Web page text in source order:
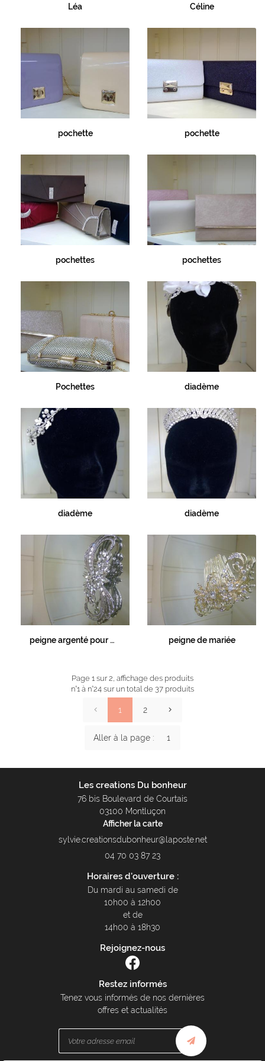
Contact
Léa Céline
pochette pochette
pochettes pochettes
Pochettes diadème
diadème diadème
peigne argenté pour mariée peigne de mariée
Page 1 sur 2, affichage des produits
n°1 à n°24 sur un total de 37 produits
1 2
Aller à la page :
Les creations Du bonheur
76 bis Boulevard de Courtais
03100 Montluçon
Afficher la carte
04 70 03 87 23
Horaires d'ouverture :
Du mardi au samedi de
10h00 à 12h00
et de
14h00 à 18h30
Rejoignez-nous
Restez informés
Tenez vous informés de nos dernières
offres et actualités